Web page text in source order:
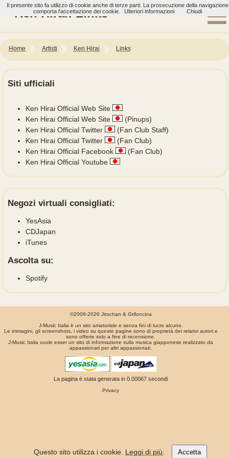
Questo sito utilizza i cookie. Leggi di più Accetta
Ken Hirai: Links
Home Artisti Ken Hirai Links
Siti ufficiali
Ken Hirai Official Web Site
Ken Hirai Official Web Site
(Pinups)
Ken Hirai Official Twitter
(Fan Club Staff)
Ken Hirai Official Twitter
(Fan Club)
Ken Hirai Official Facebook
(Fan Club)
Ken Hirai Official Youtube
Negozi virtuali consigliati:
YesAsia
CDJapan
iTunes
Ascolta su:
Spotify
©2006-2026 Jirochan & Grifoncina
J-Music Italia è un sito amatoriale e senza fini di lucro alcuno.
Le immagini, gli screenshots, i video su queste pagine sono di proprietà dei relativi autori e
sono offerte solo a fine di recensione.
J-Music Italia vuole esser un sito di informazione sulla musica giapponese realizzato da
appassionati per altri appassionati.
La pagina é stata generata in 0.00067 secondi
Privacy
Il presente sito fa utilizzo di cookie anche di terze parti. La prosecuzione della navigazione
comporta l'accettazione dei cookie.
Ulteriori informazioni Chiudi